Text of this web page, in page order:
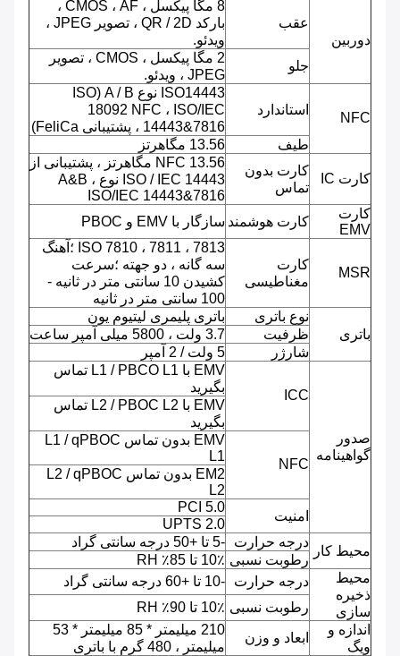
دوربین
عقب
8 مگا پیکسل ، CMOS ، AF ،
بارکد QR / 2D ، تصویر JPEG ،
ویدئو.
جلو
2 مگا پیکسل ، CMOS ، تصویر
JPEG ، ویدئو.
NFC
استاندارد
ISO14443 نوع A / B (ISO
18092 NFC ، ISO/IEC
14443&7816 ، پشتیبانی FeliCa)
طیف
13.56 مگاهرتز
کارت IC
کارت بدون
تماس
NFC 13.56 مگاهرتز ، پشتیبانی از
ISO / IEC 14443 نوع A&B ،
ISO/IEC 14443&7816
کارت
EMV
کارت هوشمند سازگار با EMV و PBOC
MSR
کارت
مغناطیسی
ISO 7810 ، 7811 ، 7813 ؛آهنگ
سه گانه ، دو جهته ؛سرعت
کشیدن 10 سانتی متر در ثانیه -
100 سانتی متر در ثانیه
باتری
نوع باتری
باتری پلیمری لیتیوم یون
ظرفیت
3.7 ولت ، 5800 میلی آمپر ساعت
شارژر
5 ولت / 2 آمپر
صدور
گواهینامه
ICC
EMV با L1 / PBCO L1 تماس
بگیرید
EMV با L2 / PBOC L2 تماس
بگیرید
NFC
EMV بدون تماس L1 / qPBOC
L1
EM2 بدون تماس L2 / qPBOC
L2
امنیت
PCI 5.0
UPTS 2.0
محیط کار
درجه حرارت
-5 تا +50 درجه سانتی گراد
رطوبت نسبی 10٪ تا 85٪ RH
محیط
ذخیره
سازی
درجه حرارت
-10 تا +60 درجه سانتی گراد
رطوبت نسبی 10٪ تا 90٪ RH
اندازه و
ویگ
ابعاد و وزن
210 میلیمتر * 85 میلیمتر * 53
میلیمتر ، 480 گرم با باتری